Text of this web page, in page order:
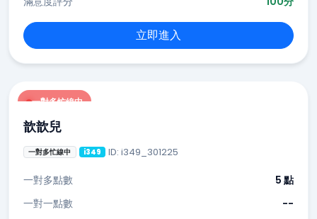
立即進入
一對多忙線中
歆歆兒
一對多忙線中 i349 ID: i349_301225
一對多點數
5 點
一對一點數
--